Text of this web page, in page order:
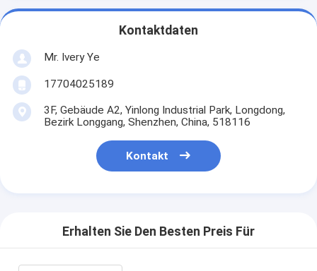
Kontaktdaten
Mr. Ivery Ye
17704025189
3F, Gebäude A2, Yinlong Industrial Park, Longdong,
Bezirk Longgang, Shenzhen, China, 518116
Kontakt
Erhalten Sie Den Besten Preis Für